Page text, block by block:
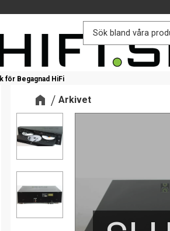
för Begagnad HiFi
Arkivet